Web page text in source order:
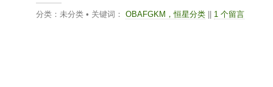
分类：未分类 • 关键词： OBAFGKM，恒星分类|| 1 个留言